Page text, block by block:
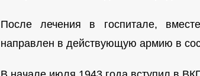
После лечения в госпитале,
направлен в действующую армию в